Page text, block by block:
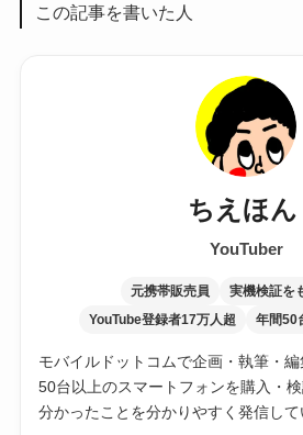
この記事を書いた人
ちえほん
YouTuber
元携帯販売員 実機検証を
YouTube登録者17万人超 年間50
モバイルドットコムで企画・執筆・
50台以上のスマートフォンを購入・
分かったことを分かりやすく発信して